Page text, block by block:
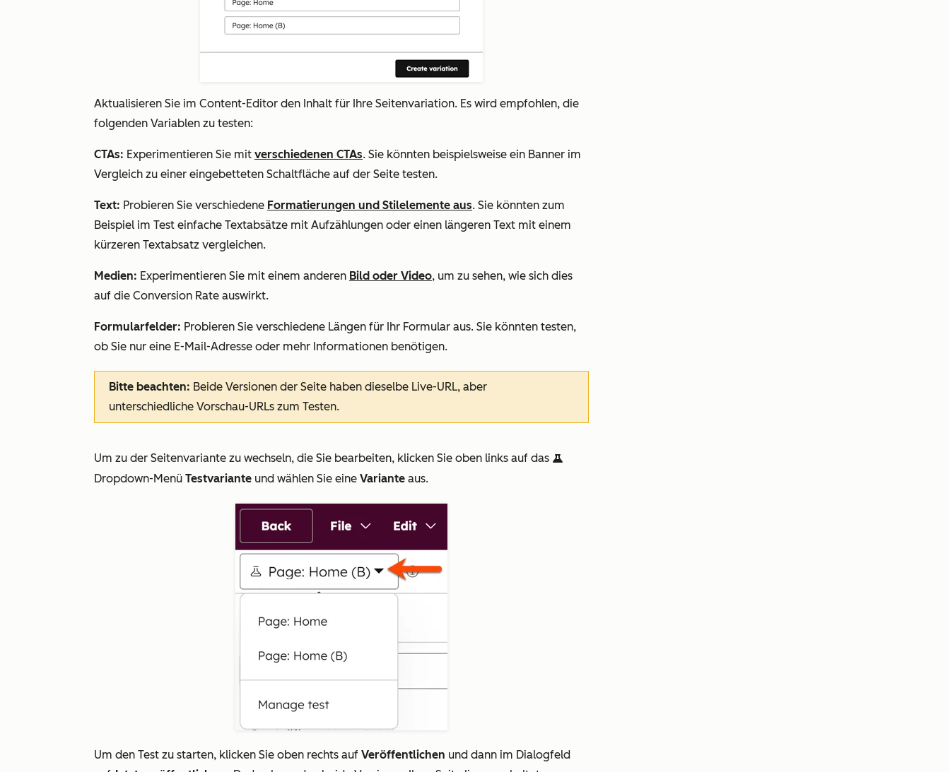
Aktualisieren Sie im Content-Editor den Inhalt für Ihre Seitenvariation. Es wird empfohlen, die
folgenden Variablen zu testen:
CTAs: Experimentieren Sie mit verschiedenen CTAs. Sie könnten beispielsweise ein Banner im
Vergleich zu einer eingebetteten Schaltfläche auf der Seite testen.
Text: Probieren Sie verschiedene Formatierungen und Stilelemente aus. Sie könnten zum
Beispiel im Test einfache Textabsätze mit Aufzählungen oder einen längeren Text mit einem
kürzeren Textabsatz vergleichen.
Medien: Experimentieren Sie mit einem anderen Bild oder Video, um zu sehen, wie sich dies
auf die Conversion Rate auswirkt.
Formularfelder: Probieren Sie verschiedene Längen für Ihr Formular aus. Sie könnten testen,
ob Sie nur eine E-Mail-Adresse oder mehr Informationen benötigen.
Bitte beachten: Beide Versionen der Seite haben dieselbe Live-URL, aber
unterschiedliche Vorschau-URLs zum Testen.
Um zu der Seitenvariante zu wechseln, die Sie bearbeiten, klicken Sie oben links auf das test
Dropdown-Menü Testvariante und wählen Sie eine Variante aus.
Um den Test zu starten, klicken Sie oben rechts auf Veröffentlichen und dann im Dialogfeld